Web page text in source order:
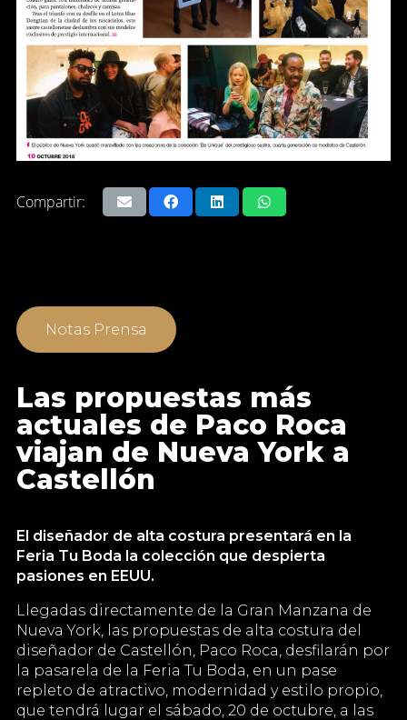
Compartir:
Notas Prensa
Las propuestas más
actuales de Paco Roca
viajan de Nueva York a
Castellón
El diseñador de alta costura presentará en la
Feria Tu Boda la colección que despierta
pasiones en EEUU.
Llegadas directamente de la Gran Manzana de
Nueva York, las propuestas de alta costura del
diseñador de Castellón, Paco Roca, desfilarán por
la pasarela de la Feria Tu Boda, en un pase
repleto de atractivo, modernidad y estilo propio,
que tendrá lugar el sábado, 20 de octubre, a las